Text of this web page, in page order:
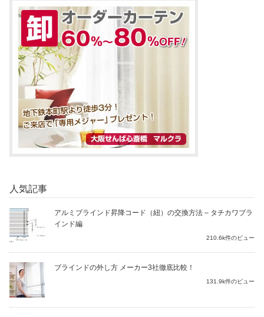
人気記事
アルミブラインド昇降コード（紐）の交換方法 – タチカワブラ
インド編
210.6k件のビュー
ブラインドの外し方 メーカー3社徹底比較！
131.9k件のビュー